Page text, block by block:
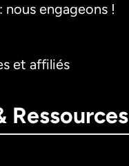
nous engageons !
et affiliés
Ressources